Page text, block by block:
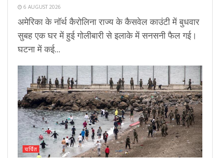
6 AUGUST 2026
अमेरिका के नॉर्थ कैरोलिना राज्य के कैसवेल काउंटी में बुधवार
सुबह एक घर में हुई गोलीबारी से इलाके में सनसनी फैल गई।
घटना में कई...
चर्चित